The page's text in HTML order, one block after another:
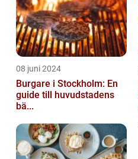
08 juni 2024
Burgare i Stockholm: En
guide till huvudstadens
bä...